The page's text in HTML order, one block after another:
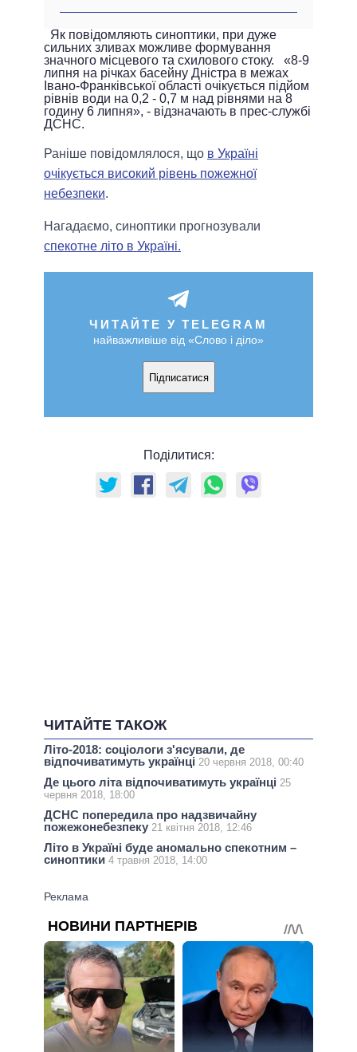
Як повідомляють синоптики, при дуже
сильних зливах можливе формування
значного місцевого та схилового стоку. «8-9
липня на річках басейну Дністра в межах
Івано-Франківської області очікується підйом
рівнів води на 0,2 - 0,7 м над рівнями на 8
годину 6 липня», - відзначають в прес-службі
ДСНС.
Раніше повідомлялося, що в Україні
очікується високий рівень пожежної
небезпеки.
Нагадаємо, синоптики прогнозували
спекотне літо в Україні.
ЧИТАЙТЕ У TELEGRAM
найважливіше від «Слово і діло»
Підписатися
Поділитися:
ЧИТАЙТЕ ТАКОЖ
Літо-2018: соціологи з'ясували, де
відпочиватимуть українці 20 червня 2018, 00:40
Де цього літа відпочиватимуть українці 25
червня 2018, 18:00
ДСНС попередила про надзвичайну
пожежонебезпеку 21 квітня 2018, 12:46
Літо в Україні буде аномально спекотним –
синоптики 4 травня 2018, 14:00